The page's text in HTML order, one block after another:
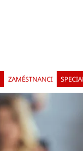
ZAMĚSTNANCI